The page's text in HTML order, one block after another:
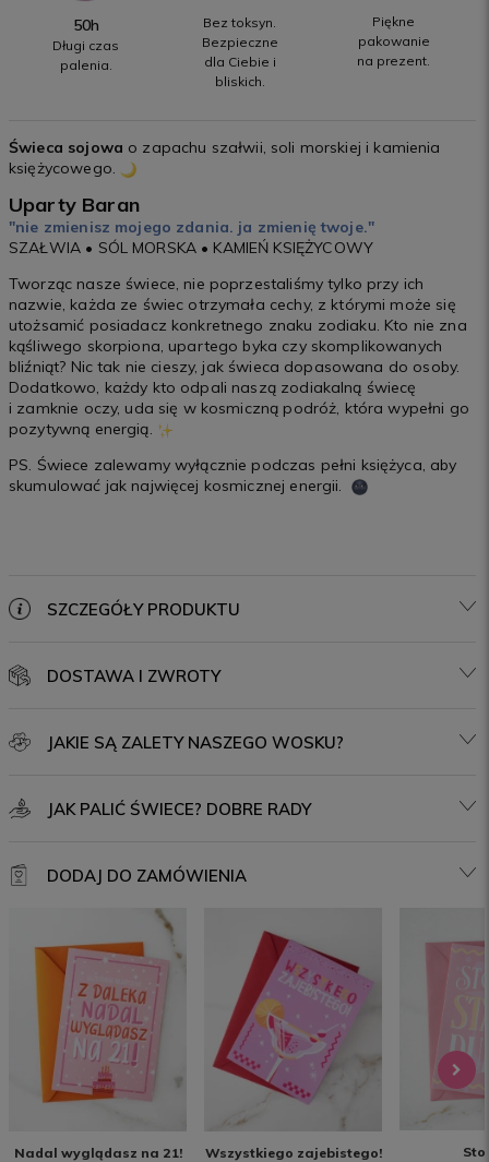
50h
Długi czas
palenia.
Bez toksyn.
Bezpieczne
dla Ciebie i
bliskich.
Piękne
pakowanie
na prezent.
Świeca sojowa o zapachu szałwii, soli morskiej i kamienia
księżycowego.
Uparty Baran
"nie zmienisz mojego zdania. ja zmienię twoje."
SZAŁWIA • SÓL MORSKA • KAMIEŃ KSIĘŻYCOWY
Tworząc nasze świece, nie poprzestaliśmy tylko przy ich
nazwie, każda ze świec otrzymała cechy, z którymi może się
utożsamić posiadacz konkretnego znaku zodiaku. Kto nie zna
kąśliwego skorpiona, upartego byka czy skomplikowanych
bliźniąt? Nic tak nie cieszy, jak świeca dopasowana do osoby.
Dodatkowo, każdy kto odpali naszą zodiakalną świecę
i zamknie oczy, uda się w kosmiczną podróż, która wypełni go
pozytywną energią.
PS. Świece zalewamy wyłącznie podczas pełni księżyca, aby
skumulować jak najwięcej kosmicznej energii.
SZCZEGÓŁY PRODUKTU
DOSTAWA I ZWROTY
JAKIE SĄ ZALETY NASZEGO WOSKU?
JAK PALIĆ ŚWIECE? DOBRE RADY
DODAJ DO ZAMÓWIENIA
Nadal wyglądasz na 21! Wszystkiego zajebistego! Sto